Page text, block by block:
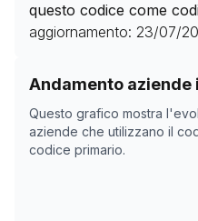
questo codice come
aggiornamento: 23/07/
Andamento
Questo grafico mostra
aziende che utilizzano il
codice primario.
Storico numero di
Data
24/04/2025
13/11/2025